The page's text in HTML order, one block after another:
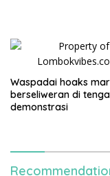
Waspadai hoaks
berseliweran di
demonstrasi